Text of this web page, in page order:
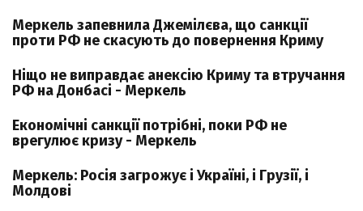
Меркель запевнила Джемілєва, що санкції
проти РФ не скасують до повернення Криму
Ніщо не виправдає анексію Криму та втручання
РФ на Донбасі - Меркель
Економічні санкції потрібні, поки РФ не
врегулює кризу - Меркель
Меркель: Росія загрожує і Україні, і Грузії, і
Молдові